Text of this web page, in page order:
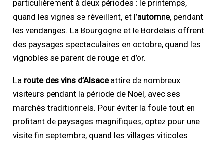
particulièrement à deux périodes : le printemps,
quand les vignes se réveillent, et l’automne, pendant
les vendanges. La Bourgogne et le Bordelais offrent
des paysages spectaculaires en octobre, quand les
vignobles se parent de rouge et d’or.
La route des vins d’Alsaceattire de nombreux
visiteurs pendant la période de Noël, avec ses
marchés traditionnels. Pour éviter la foule tout en
profitant de paysages magnifiques, optez pour une
visite fin septembre, quand les villages viticoles